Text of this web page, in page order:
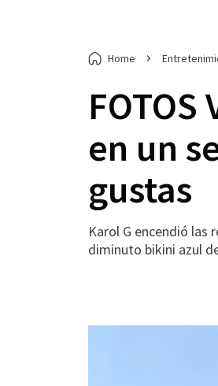
Home
en un
gustas
Karol G encendió las
diminuto bikini azul